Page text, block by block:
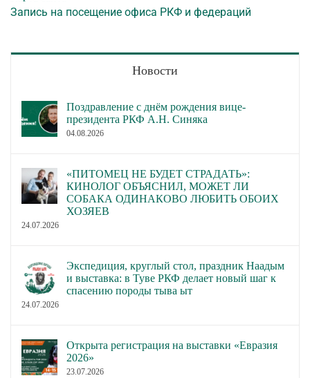
Запись на посещение офиса РКФ и федераций
Новости
Поздравление с днём рождения вице-
президента РКФ А.Н. Синяка
04.08.2026
«ПИТОМЕЦ НЕ БУДЕТ СТРАДАТЬ»:
КИНОЛОГ ОБЪЯСНИЛ, МОЖЕТ ЛИ
СОБАКА ОДИНАКОВО ЛЮБИТЬ ОБОИХ
ХОЗЯЕВ
24.07.2026
Экспедиция, круглый стол, праздник Наадым
и выставка: в Туве РКФ делает новый шаг к
спасению породы тыва ыт
24.07.2026
Открыта регистрация на выставки «Евразия
2026»
23.07.2026